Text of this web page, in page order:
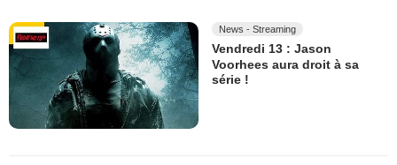
News - Streaming
Vendredi 13 : Jason
Voorhees aura droit à sa
série !